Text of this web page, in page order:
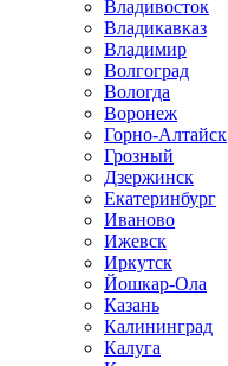
Владивосток
Владикавказ
Владимир
Волгоград
Вологда
Воронеж
Горно-Алтайск
Грозный
Дзержинск
Екатеринбург
Иваново
Ижевск
Иркутск
Йошкар-Ола
Казань
Калининград
Калуга